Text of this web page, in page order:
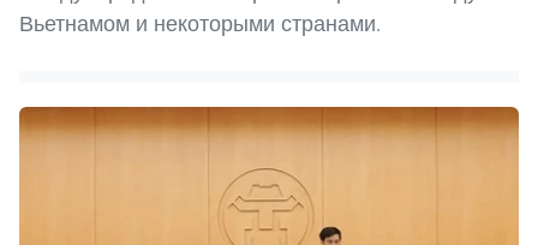
Вьетнамом и некоторыми странами.